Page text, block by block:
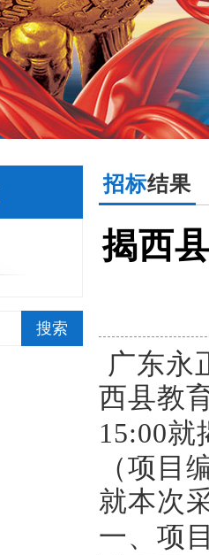
搜索
招标结果
揭西
广东永
西县教
15:00就
（项目
就本次
一、 项